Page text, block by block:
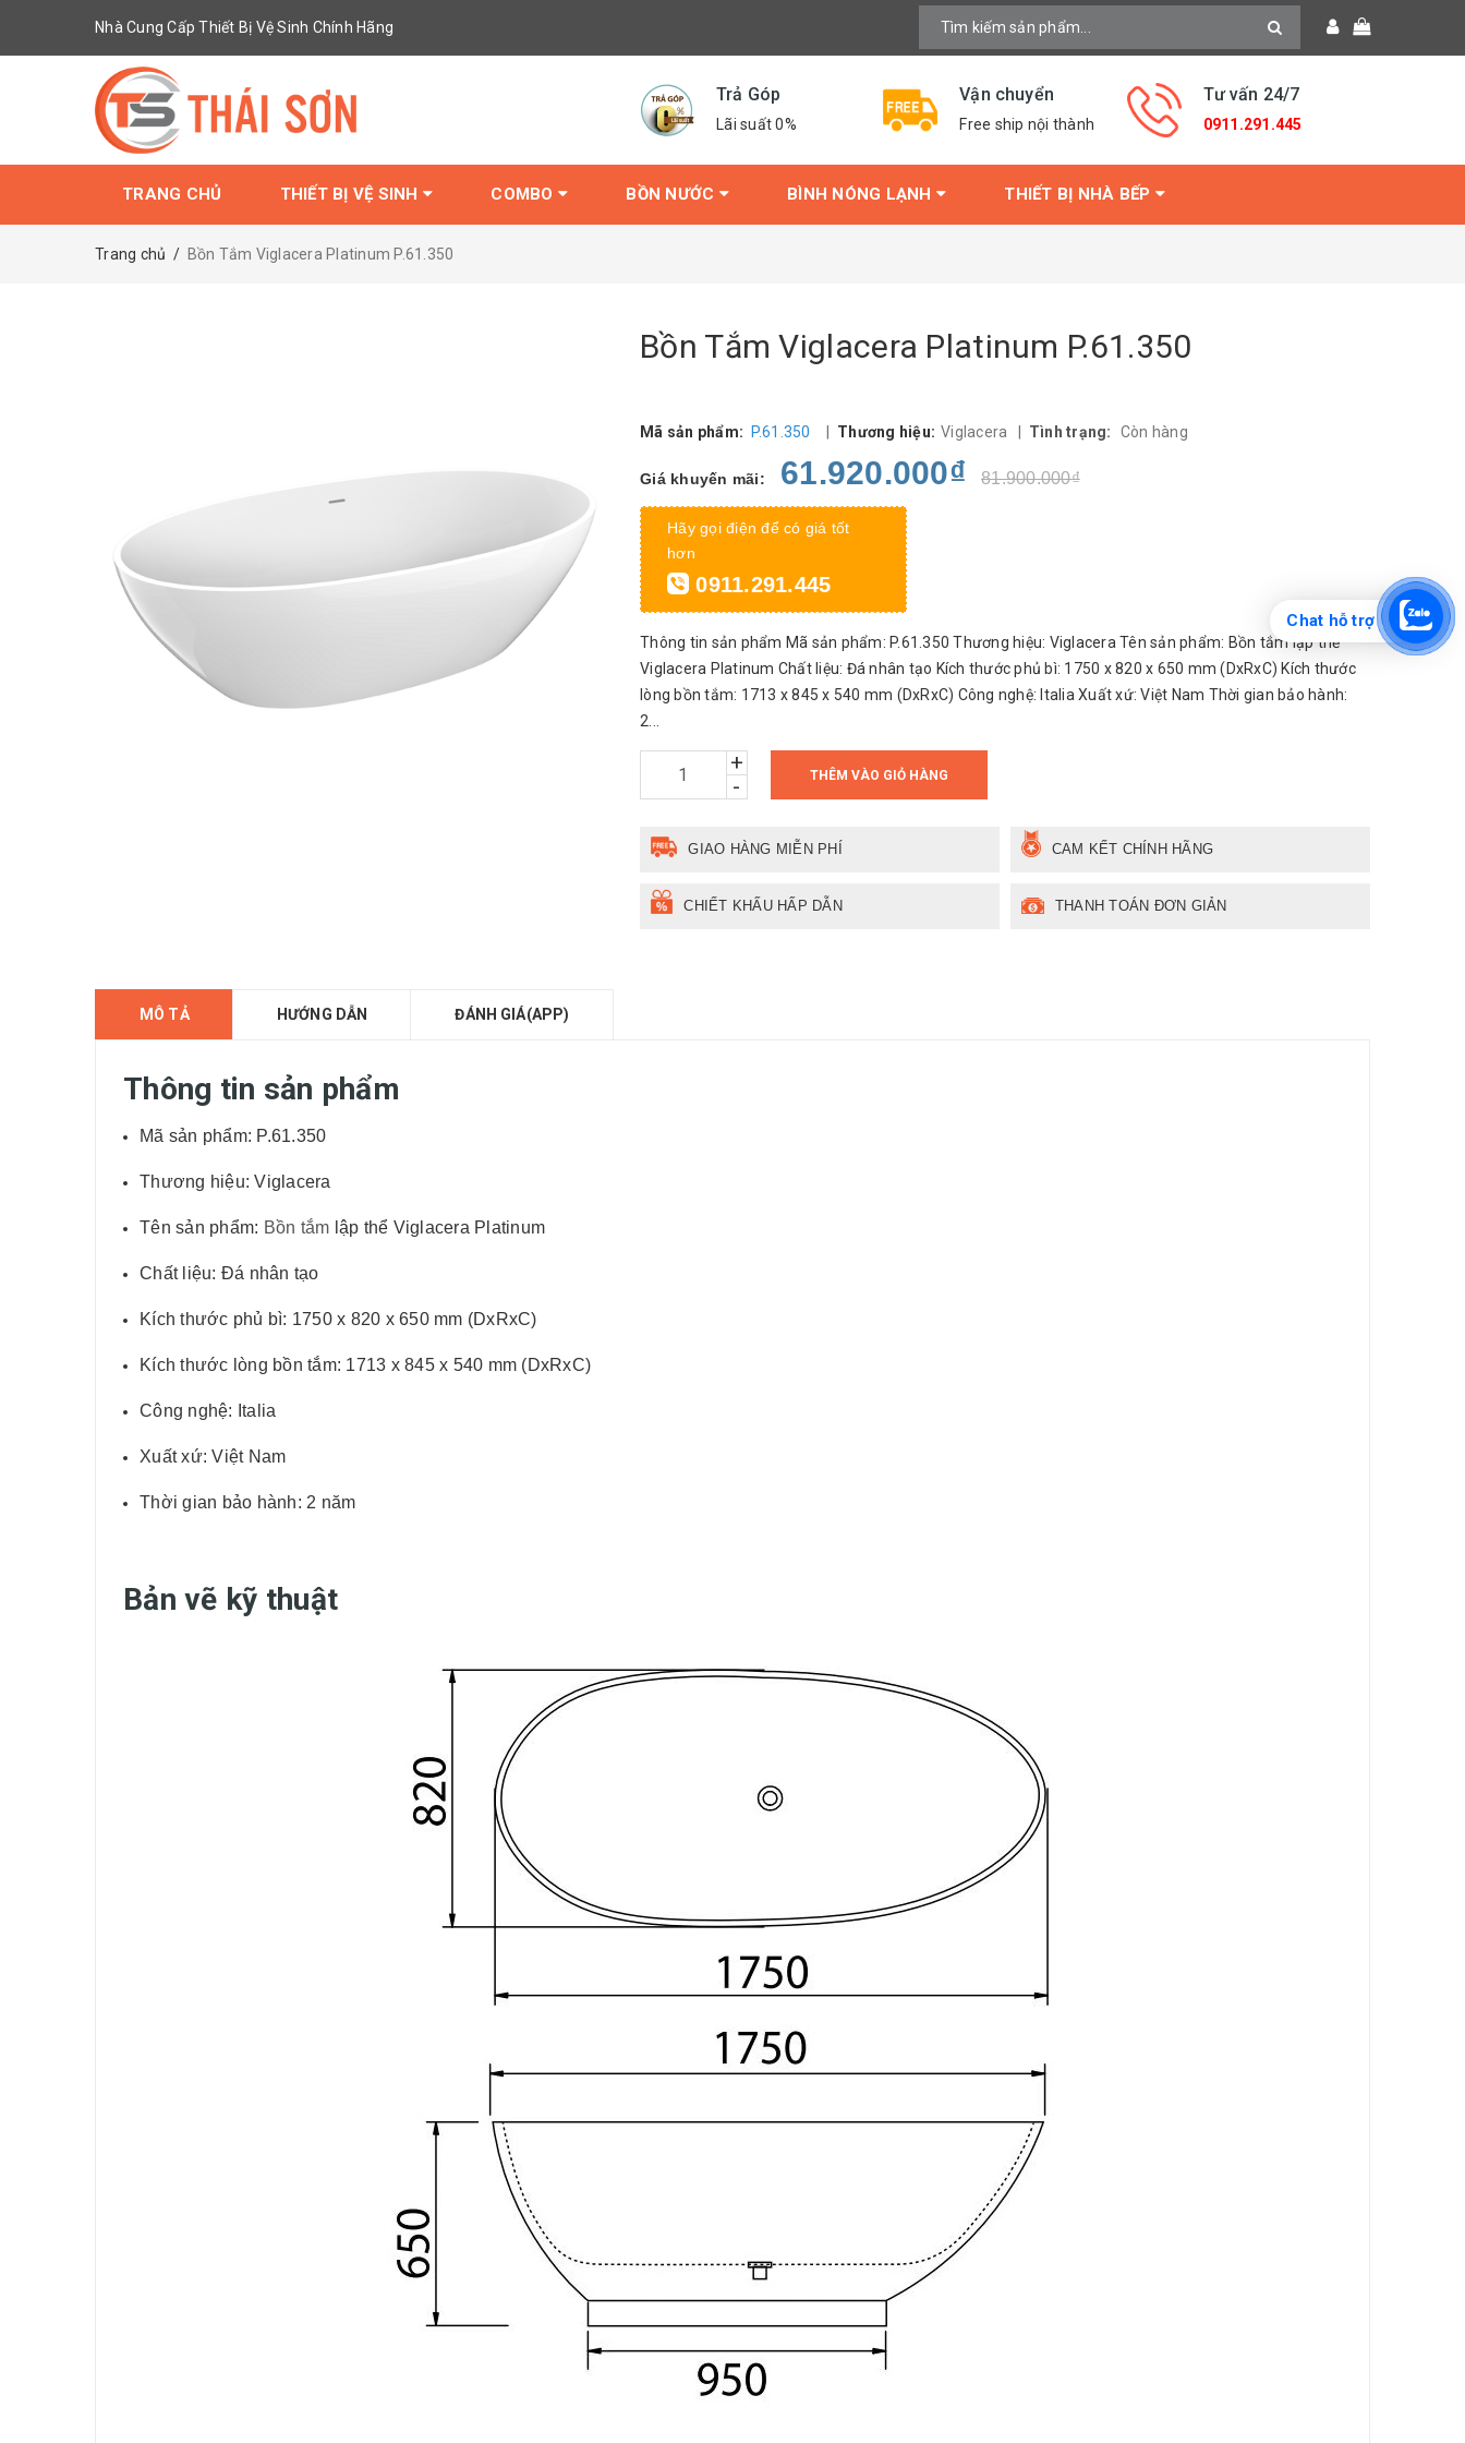
Nhà Cung Cấp Thiết Bị Vệ Sinh Chính Hãng
Trả Góp
Lãi suất 0%
Vận chuyển
Free ship nội thành
Tư vấn 24/7
0911.291.445
TRANG CHỦ THIẾT BỊ VỆ SINH COMBO BỒN NƯỚC BÌNH NÓNG LẠNH THIẾT BỊ NHÀ BẾP
Trang chủ / Bồn Tắm Viglacera Platinum P.61.350
Bồn Tắm Viglacera Platinum P.61.350
Mã sản phẩm: P.61.350 Thương hiệu: Viglacera Tình trạng: Còn hàng
Giá khuyến mãi: 61.920.000₫ 81.900.000₫
Hãy gọi điện để có giá tốt
hơn
0911.291.445
Thông tin sản phẩm Mã sản phẩm: P.61.350 Thương hiệu: Viglacera Tên sản phẩm: Bồn tắm lập thể
Viglacera Platinum Chất liệu: Đá nhân tạo Kích thước phủ bì: 1750 x 820 x 650 mm (DxRxC) Kích thước
lòng bồn tắm: 1713 x 845 x 540 mm (DxRxC) Công nghệ: Italia Xuất xứ: Việt Nam Thời gian bảo hành:
2...
+
-
THÊM VÀO GIỎ HÀNG
GIAO HÀNG MIỄN PHÍ CAM KẾT CHÍNH HÃNG
CHIẾT KHẤU HẤP DẪN THANH TOÁN ĐƠN GIẢN
MÔ TẢ HƯỚNG DẪN ĐÁNH GIÁ(APP)
Thông tin sản phẩm
Mã sản phẩm: P.61.350
Thương hiệu: Viglacera
Tên sản phẩm: Bồn tắm lập thể Viglacera Platinum
Chất liệu: Đá nhân tạo
Kích thước phủ bì: 1750 x 820 x 650 mm (DxRxC)
Kích thước lòng bồn tắm: 1713 x 845 x 540 mm (DxRxC)
Công nghệ: Italia
Xuất xứ: Việt Nam
Thời gian bảo hành: 2 năm
Bản vẽ kỹ thuật
Chat hỗ trợ